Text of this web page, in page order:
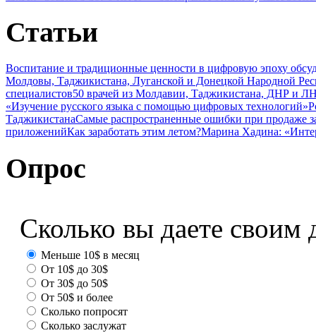
Статьи
Воспитание и традиционные ценности в цифровую эпоху
Молдовы, Таджикистана, Луганской и Донецкой Народной
специалистов50 врачей из Молдавии, Таджикистана, ДНР и
«Изучение русского языка с помощью цифровых технологий»
ТаджикистанаСамые распространенные ошибки при продаже
приложенийКак заработать этим летом?Марина Хадина:
Опрос
Сколько вы даете своим
Меньше 10$ в месяц
От 10$ до 30$
От 30$ до 50$
От 50$ и более
Сколько попросят
Сколько заслужат